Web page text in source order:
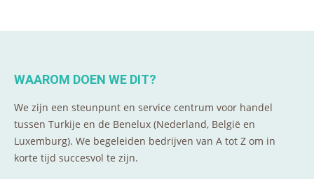
WAAROM DOEN WE DIT?
We zijn een steunpunt en service centrum voor handel
tussen Turkije en de Benelux (Nederland, België en
Luxemburg). We begeleiden bedrijven van A tot Z om in
korte tijd succesvol te zijn.